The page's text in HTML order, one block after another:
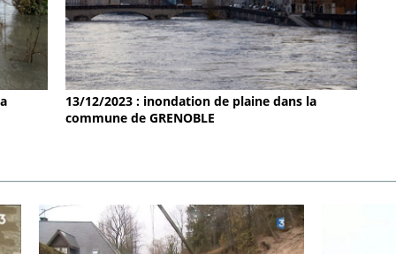
13/12/2023 : inondation de plaine dans la
commune de GRENOBLE